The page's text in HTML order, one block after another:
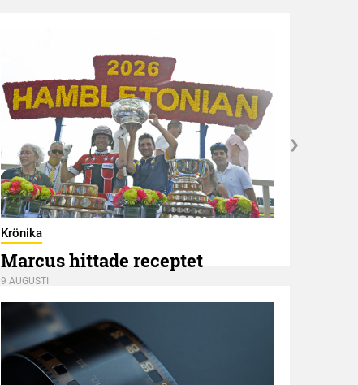
Krönika
Marcus hittade receptet
9 AUGUSTI